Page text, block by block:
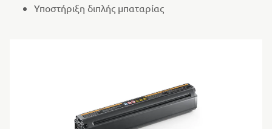
Υποστήριξη διπλής μπαταρίας